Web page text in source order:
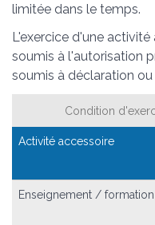
limitée dans le temps.
L'exercice d'une activité
soumis à l'autorisation
soumis à déclaration ou
Condition
Activité accessoire
Enseignement / formation